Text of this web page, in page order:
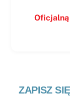
ZAPISZ